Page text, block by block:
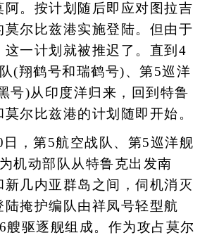
阿。按计划随后即应对图拉吉
莫尔比兹港实施登陆。但由于
这一计划就被推迟了。直到4
(翔鹤号和瑞鹤号)、第5巡洋
号)从印度洋归来，回到特鲁
尔比兹港的计划随即开始。
第5航空战队、第5巡洋舰
机动部队从特鲁克出发南
新几内亚群岛之间，伺机消灭
陆掩护编队由祥凤号轻型航
艘驱逐舰组成。作为攻占莫尔